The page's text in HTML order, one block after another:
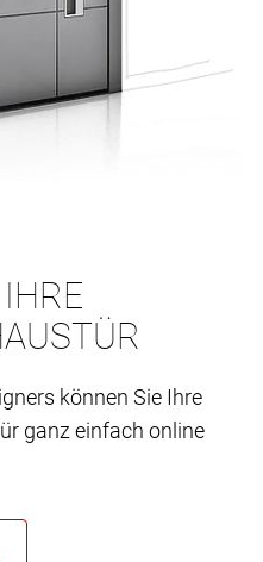
können Sie Ihre
ganz einfach online